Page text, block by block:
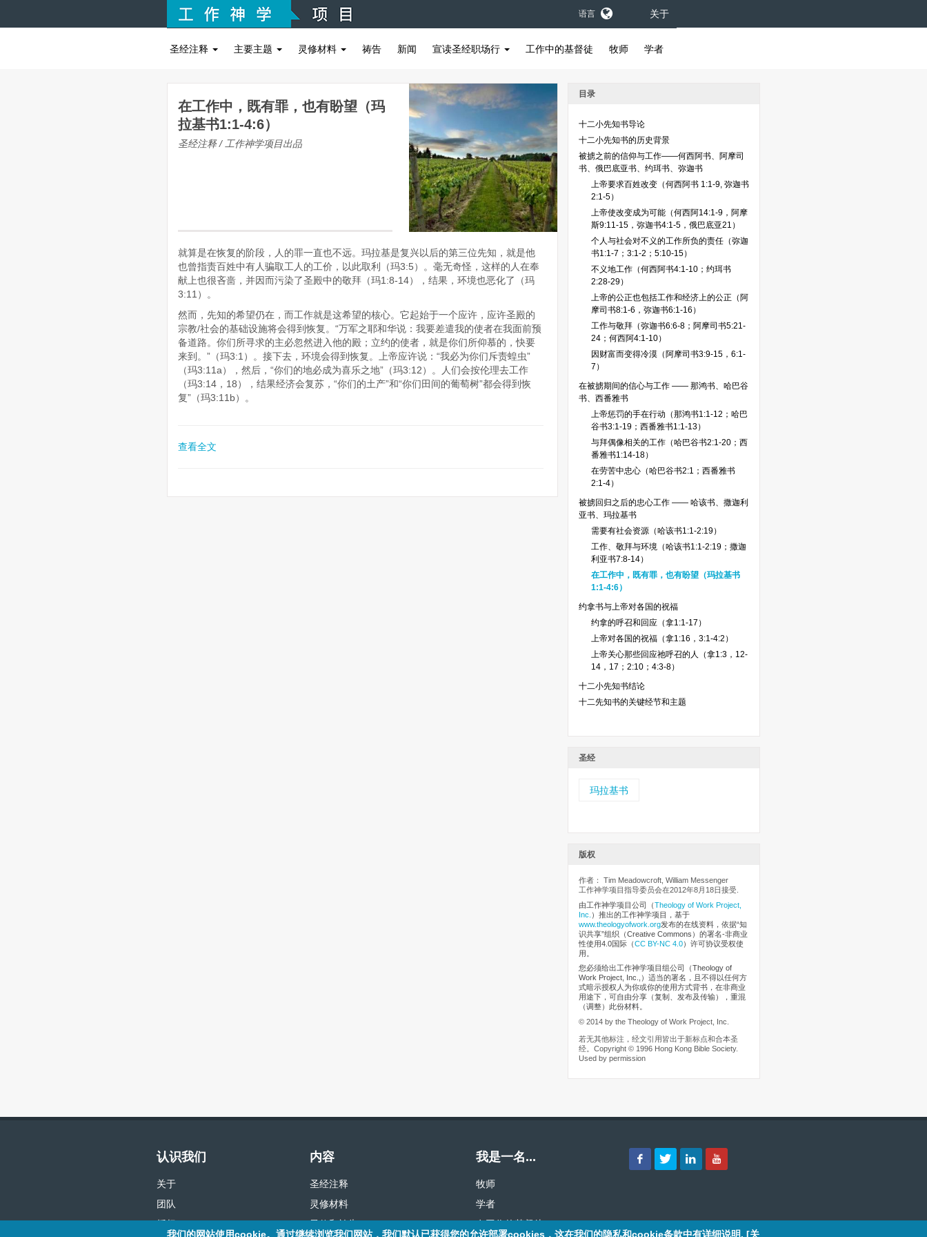
语言 关于
圣经注释 主要主题 灵修材料 祷告 新闻 宣读圣经职场行 工作中的基督徒 牧师 学者
在工作中，既有罪，也有盼望（玛
拉基书1:1-4:6）
圣经注释 / 工作神学项目出品
就算是在恢复的阶段，人的罪一直也不远。玛拉基是复兴以后的第三位先知，就是他
也曾指责百姓中有人骗取工人的工价，以此取利（玛3:5）。毫无奇怪，这样的人在奉
献上也很吝啬，并因而污染了圣殿中的敬拜（玛1:8-14），结果，环境也恶化了（玛
3:11）。
然而，先知的希望仍在，而工作就是这希望的核心。它起始于一个应许，应许圣殿的
宗教/社会的基础设施将会得到恢复。“万军之耶和华说：我要差遣我的使者在我面前预
备道路。你们所寻求的主必忽然进入他的殿；立约的使者，就是你们所仰慕的，快要
来到。”（玛3:1）。接下去，环境会得到恢复。上帝应许说：“我必为你们斥责蝗虫”
（玛3:11a），然后，“你们的地必成为喜乐之地”（玛3:12）。人们会按伦理去工作
（玛3:14，18），结果经济会复苏，“你们的土产”和“你们田间的葡萄树”都会得到恢
复”（玛3:11b）。
查看全文
目录
十二小先知书导论
十二小先知书的历史背景
被掳之前的信仰与工作——何西阿书、阿摩司
书、俄巴底亚书、约珥书、弥迦书
上帝要求百姓改变（何西阿书 1:1-9, 弥迦书
2:1-5）
上帝使改变成为可能（何西阿14:1-9，阿摩
斯9:11-15，弥迦书4:1-5，俄巴底亚21）
个人与社会对不义的工作所负的责任（弥迦
书1:1-7；3:1-2；5:10-15）
不义地工作（何西阿书4:1-10；约珥书
2:28-29）
上帝的公正也包括工作和经济上的公正（阿
摩司书8:1-6，弥迦书6:1-16）
工作与敬拜（弥迦书6:6-8；阿摩司书5:21-
24；何西阿4:1-10）
因财富而变得冷漠（阿摩司书3:9-15，6:1-
7）
在被掳期间的信心与工作 —— 那鸿书、哈巴谷
书、西番雅书
上帝惩罚的手在行动（那鸿书1:1-12；哈巴
谷书3:1-19；西番雅书1:1-13）
与拜偶像相关的工作（哈巴谷书2:1-20；西
番雅书1:14-18）
在劳苦中忠心（哈巴谷书2:1；西番雅书
2:1-4）
被掳回归之后的忠心工作 —— 哈该书、撒迦利
亚书、玛拉基书
需要有社会资源（哈该书1:1-2:19）
工作、敬拜与环境（哈该书1:1-2:19；撒迦
利亚书7:8-14）
在工作中，既有罪，也有盼望（玛拉基书
1:1-4:6）
约拿书与上帝对各国的祝福
约拿的呼召和回应（拿1:1-17）
上帝对各国的祝福（拿1:16，3:1-4:2）
上帝关心那些回应祂呼召的人（拿1:3，12-
14，17；2:10；4:3-8）
十二小先知书结论
十二先知书的关键经节和主题
圣经
玛拉基书
版权
作者： Tim Meadowcroft, William Messenger
工作神学项目指导委员会在2012年8月18日接受.
由工作神学项目公司
（Theology of Work Project,
Inc. ）推出的工作神学项目，基于
www.theologyofwork.org发布的在线资料，依据“知
识共享”组织（Creative Commons）的署名-非商业
性使用4.0国际（CC BY-NC 4.0）许可协议受权使
用。
您必须给出工作神学项目组公司（Theology of
Work Project, Inc.,）适当的署名，且不得以任何方
式暗示授权人为你或你的使用方式背书，在非商业
用途下，可自由分享（复制、发布及传输），重混
（调整）此份材料。
© 2014 by the Theology of Work Project, Inc.
若无其他标注，经文引用皆出于新标点和合本圣
经。Copyright © 1996 Hong Kong Bible Society.
Used by permission
认识我们
关于
团队
授权
内容
圣经注释
灵修材料
灵修和祷告
我是一名...
牧师
学者
有工作的基督徒
我们的网站使用cookie。通过继续浏览我们网站，我们默认已获得您的允许部署cookies，这在我们的隐私和cookie条款中有详细说明. [关